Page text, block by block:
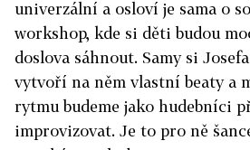
univerzální a osloví je sama o
workshop, kde si děti budou
doslova sáhnout. Samy si
vytvoří na něm vlastní beaty a
rytmu budeme jako hudebníci
improvizovat. Je to pro ně